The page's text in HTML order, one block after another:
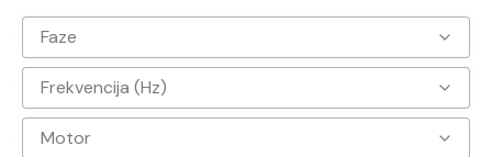
Faze
3
Frekvencija (Hz)
50hz
Motor